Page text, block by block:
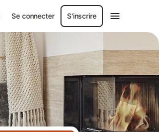
Se connecter S'inscrire